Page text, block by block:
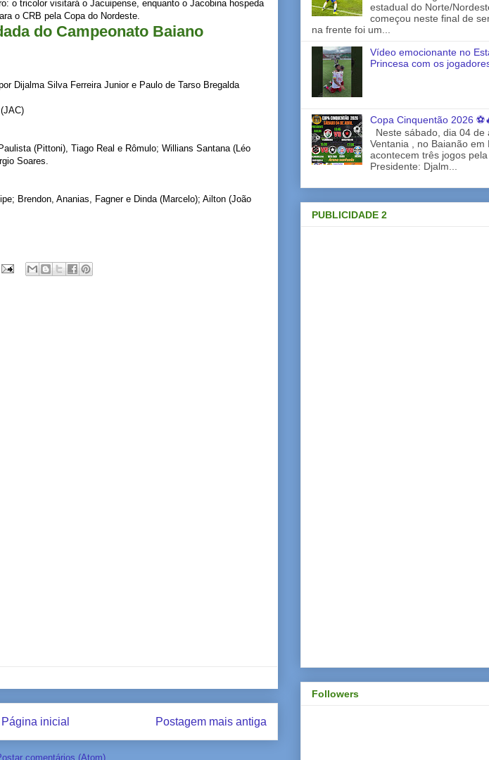
o tricolor visitará o Jacuipense, enquanto o Jacobina hospeda
o CRB pela Copa do Nordeste.
do Campeonato Baiano
Dijalma Silva Ferreira Junior e Paulo de Tarso Bregalda
(Pittoni), Tiago Real e Rômulo; Willians Santana (Léo
Soares.
Brendon, Ananias, Fagner e Dinda (Marcelo); Ailton (João
Postagem mais antiga
Página inicial
comentários (Atom)
estadual do Norte/
começou neste final de
na frente foi um...
Vídeo emocionante no
Princesa com os
Copa Cinquentão 2026
Neste sábado, dia 04 de
Ventania , no Baianão em
acontecem três jogos
Presidente: Djalm...
PUBLICIDADE 2
Followers